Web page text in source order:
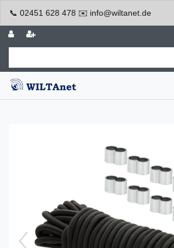
📞 02451 628 478 ✉️ info@wiltanet.de